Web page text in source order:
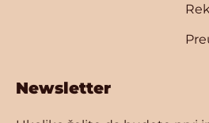
Newsletter